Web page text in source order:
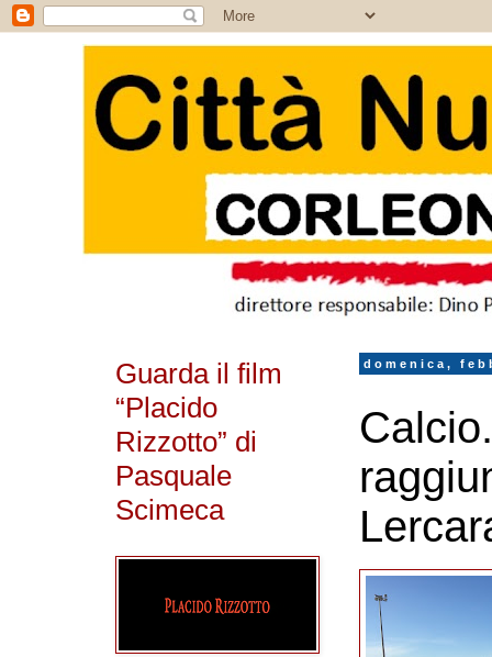
domenica,
Guarda il film
“Placido
Rizzotto” di
Pasquale
Scimeca